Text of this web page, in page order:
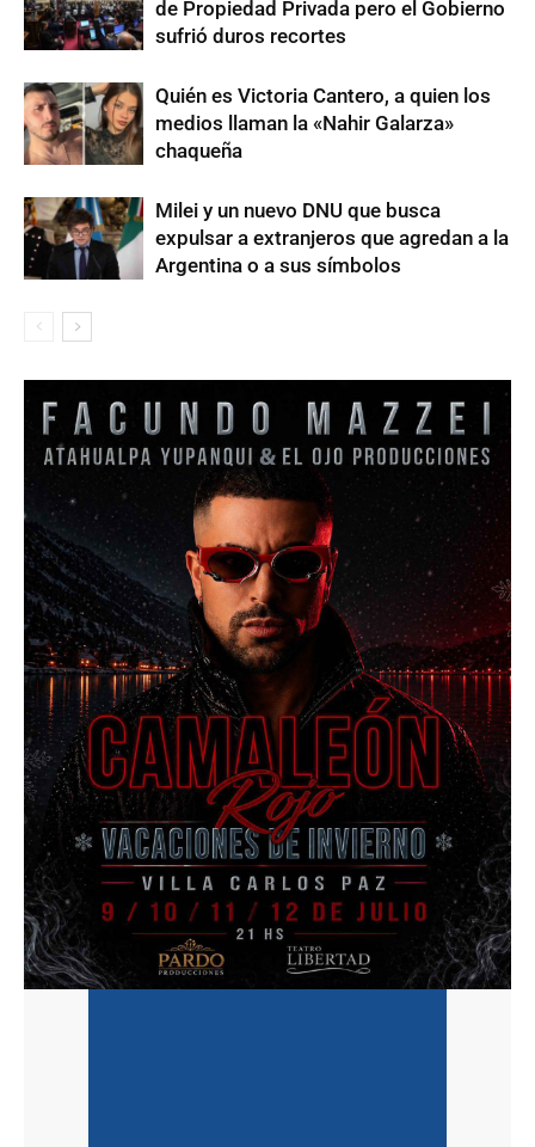
de Propiedad Privada pero el Gobierno
sufrió duros recortes
Quién es Victoria Cantero, a quien los
medios llaman la «Nahir Galarza»
chaqueña
Milei y un nuevo DNU que busca
expulsar a extranjeros que agredan a la
Argentina o a sus símbolos